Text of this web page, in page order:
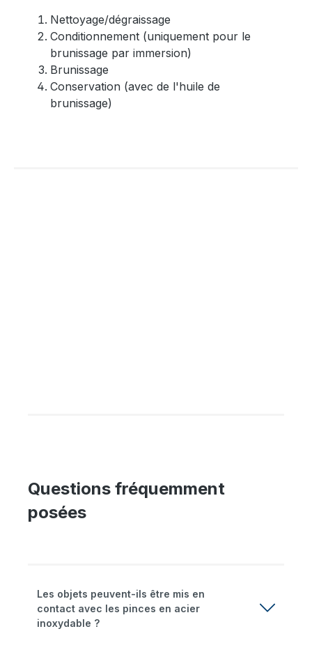
Nettoyage/dégraissage
Conditionnement (uniquement pour le
brunissage par immersion)
Brunissage
Conservation (avec de l'huile de
brunissage)
Questions fréquemment
posées
Les objets peuvent-ils être mis en
contact avec les pinces en acier
inoxydable ?